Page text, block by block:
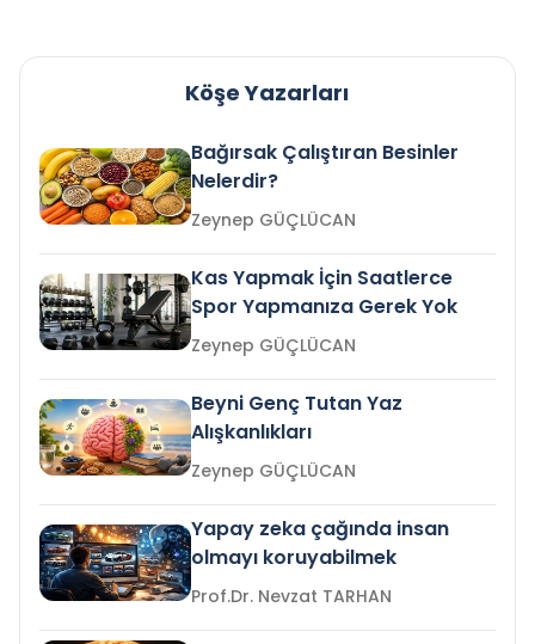
Köşe Yazarları
Bağırsak Çalıştıran Besinler
Nelerdir?
Zeynep GÜÇLÜCAN
Kas Yapmak İçin Saatlerce
Spor Yapmanıza Gerek Yok
Zeynep GÜÇLÜCAN
Beyni Genç Tutan Yaz
Alışkanlıkları
Zeynep GÜÇLÜCAN
Yapay zeka çağında insan
olmayı koruyabilmek
Prof.Dr. Nevzat TARHAN